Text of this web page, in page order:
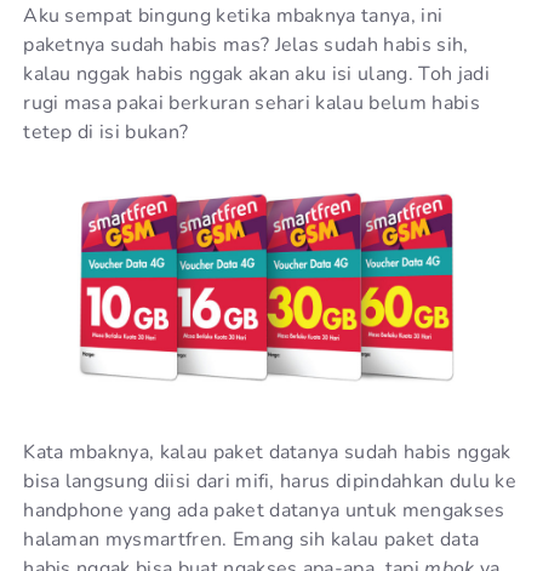
Aku sempat bingung ketika mbaknya tanya, ini
paketnya sudah habis mas? Jelas sudah habis sih,
kalau nggak habis nggak akan aku isi ulang. Toh jadi
rugi masa pakai berkuran sehari kalau belum habis
tetep di isi bukan?
Kata mbaknya, kalau paket datanya sudah habis nggak
bisa langsung diisi dari mifi, harus dipindahkan dulu ke
handphone yang ada paket datanya untuk mengakses
halaman mysmartfren. Emang sih kalau paket data